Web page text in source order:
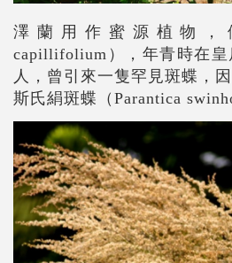
澤蘭用作蜜源植物，
capillifolium），年青時在
人，曾引來一隻罕見斑蝶，
斯氏絹斑蝶 （ Parantica